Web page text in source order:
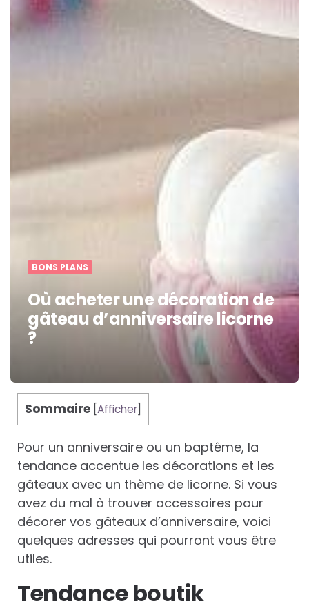
BONS PLANS
Où acheter une décoration de
gâteau d’anniversaire licorne
?
Sommaire [Afficher]
Pour un anniversaire ou un baptême, la
tendance accentue les décorations et les
gâteaux avec un thème de licorne. Si vous
avez du mal à trouver accessoires pour
décorer vos gâteaux d’anniversaire, voici
quelques adresses qui pourront vous être
utiles.
Tendance boutik